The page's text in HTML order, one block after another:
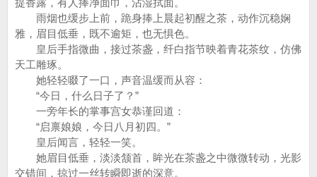
提香露，有人捧净面巾，沾湿拭面。
雨烟也缓步上前，跪身捧上晨起初醒之茶，动作沉稳娴
雅，眉目低垂，既不逾矩，也无惧色。
皇后手指微曲，接过茶盏，纤白指节映着青花茶纹，仿佛
天工雕琢。
她轻轻啜了一口，声音温缓而从容：
“今日，什么日子了？”
一旁年长的掌事宫女恭谨回道：
“启禀娘娘，今日八月初四。”
皇后闻言，轻轻一笑。
她眉目低垂，淡淡颔首，眸光在茶盏之中微微转动，光影
交错间，掠过一丝转瞬即逝的深意。